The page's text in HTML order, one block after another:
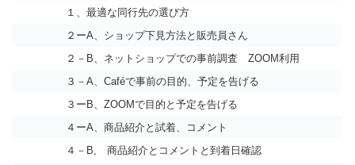
１、最適な同行先の選び方
２ーA、ショップ下見方法と販売員さん
２－B、ネットショップでの事前調査 ZOOM利用
３－A、Caféで事前の目的、予定を告げる
３ーB、ZOOMで目的と予定を告げる
４ーA、商品紹介と試着、コメント
４－B, 商品紹介とコメントと到着日確認